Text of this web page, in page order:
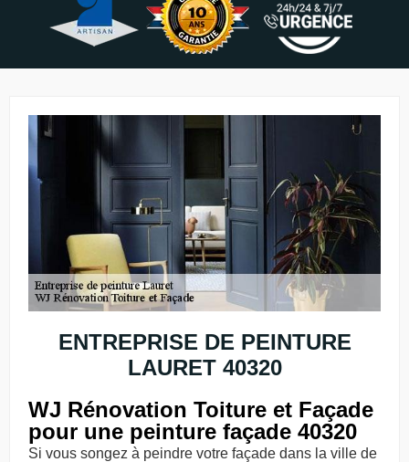
ENTREPRISE DE PEINTURE
LAURET 40320
WJ Rénovation Toiture et Façade
pour une peinture façade 40320
Si vous songez à peindre votre façade dans la ville de